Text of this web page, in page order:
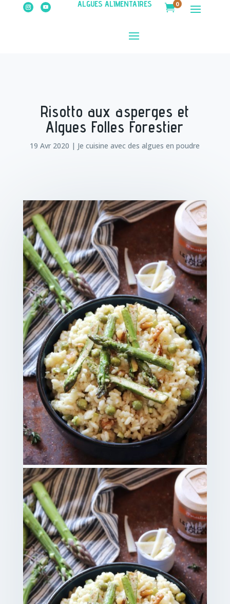
ALGUES ALIMENTAIRES 0
Risotto aux asperges et
Algues Folles Forestier
19 Avr 2020 | Je cuisine avec des algues en poudre